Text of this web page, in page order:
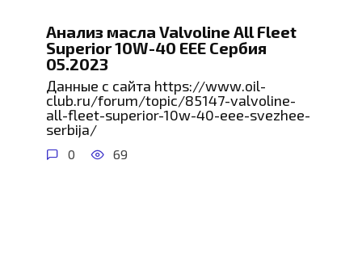
Анализ масла Valvoline All Fleet
Superior 10W-40 EEE Сербия
05.2023
Данные с сайта https://www.oil-
club.ru/forum/topic/85147-valvoline-
all-fleet-superior-10w-40-eee-svezhee-
serbija/
0 69